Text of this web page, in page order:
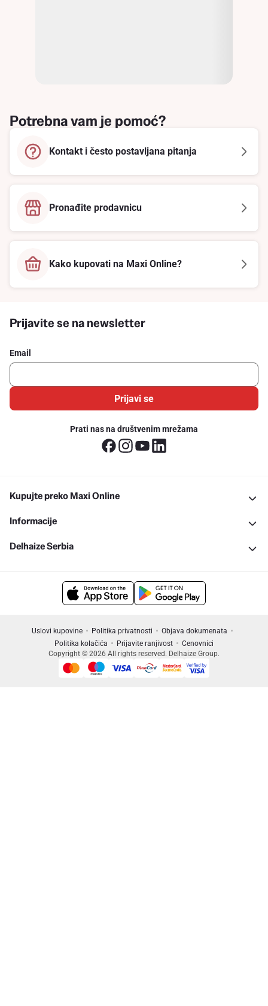
Potrebna vam je pomoć?
Kontakt i često postavljana pitanja
Pronađite prodavnicu
Kako kupovati na Maxi Online?
Prijavite se na newsletter
Email
Prijavi se
Prati nas na društvenim mrežama
Kupujte preko Maxi Online
Informacije
Delhaize Serbia
Uslovi kupovine Politika privatnosti
Objava dokumenata
Politika kolačića
Prijavite ranjivost
Cenovnici
Copyright © 2026 All rights reserved. Delhaize Group.